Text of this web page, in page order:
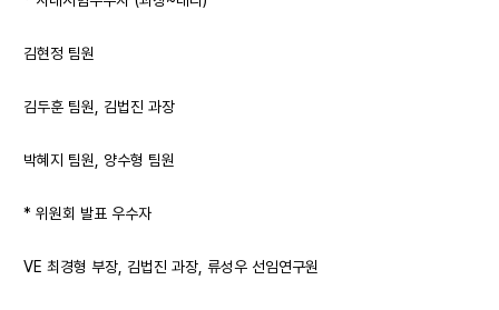
김현정 팀원
김두훈 팀원, 김법진 과장
박혜지 팀원, 양수형 팀원
* 위원회 발표 우수자
VE 최경형 부장, 김법진 과장, 류성우 선임연구원